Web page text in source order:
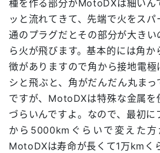
種を作る部分がMotoDXは細いん
ッと流れてきて、先端で火をス
通のプラグだとその部分が大き
ら火が飛びます。基本的には角
徴がありますので角から接地電極
シと飛ぶと、角がだんだん丸まっ
ですが、MotoDXは特殊な金属を
づらいんですよ。なので、最初
から5000kmぐらいで変えた
MotoDXは寿命が長くて1万kmく